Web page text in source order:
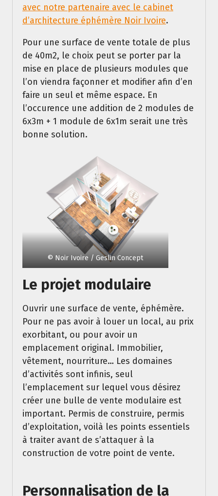
avec notre partenaire avec le cabinet
d’architecture éphémère Noir Ivoire.
Pour une surface de vente totale de plus
de 40m2, le choix peut se porter par la
mise en place de plusieurs modules que
l’on viendra façonner et modifier afin d’en
faire un seul et même espace. En
l’occurence une addition de 2 modules de
6x3m + 1 module de 6x1m serait une très
bonne solution.
© Noir Ivoire / Geslin Concept
Le projet modulaire
Ouvrir une surface de vente, éphémère.
Pour ne pas avoir à louer un local, au prix
exorbitant, ou pour avoir un
emplacement original. Immobilier,
vêtement, nourriture… Les domaines
d’activités sont infinis, seul
l’emplacement sur lequel vous désirez
créer une bulle de vente modulaire est
important. Permis de construire, permis
d’exploitation, voilà les points essentiels
à traiter avant de s’attaquer à la
construction de votre point de vente.
Personnalisation de la